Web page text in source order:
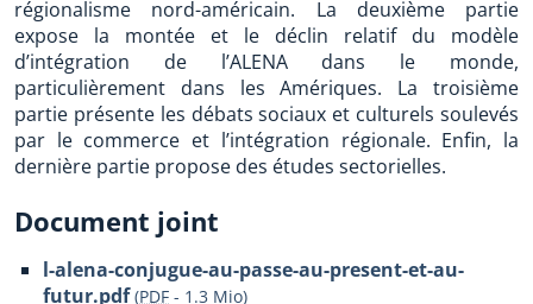
régionalisme nord-américain. La deuxième partie
expose la montée et le déclin relatif du modèle
d’intégration de l’ALENA dans le monde,
particulièrement dans les Amériques. La troisième
partie présente les débats sociaux et culturels soulevés
par le commerce et l’intégration régionale. Enfin, la
dernière partie propose des études sectorielles.
Document joint
l-alena-conjugue-au-passe-au-present-et-au-
futur.pdf (PDF - 1.3 Mio)